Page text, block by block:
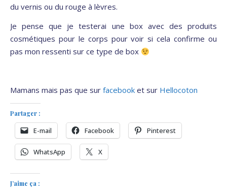
du vernis ou du rouge à lèvres.
Je pense que je testerai une box avec des produits
cosmétiques pour le corps pour voir si cela confirme ou
pas mon ressenti sur ce type de box
Mamans mais pas que sur facebook et sur Hellocoton
Partager :
E-mail Facebook Pinterest
WhatsApp X
J’aime ça :